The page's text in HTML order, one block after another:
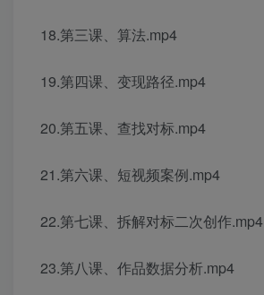
18.第三课、算法.mp4
19.第四课、变现路径.mp4
20.第五课、查找对标.mp4
21.第六课、短视频案例.mp4
22.第七课、拆解对标二次创作.mp4
23.第八课、作品数据分析.mp4